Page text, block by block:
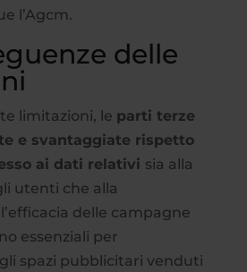
l’Agcm.
delle
limitazioni, le parti terze
e svantaggiate rispetto
ai dati relativi sia alla
utenti che alla
delle campagne
essenziali per
spazi pubblicitari venduti